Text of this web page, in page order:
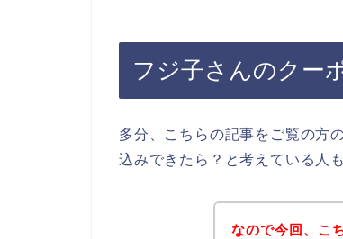
フジ子さんのクー
多分、こちらの記事をご覧の方
込みできたら？と考えている人
なので今回、こ